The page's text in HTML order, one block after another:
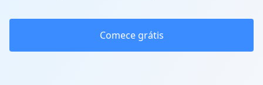
Comece grátis